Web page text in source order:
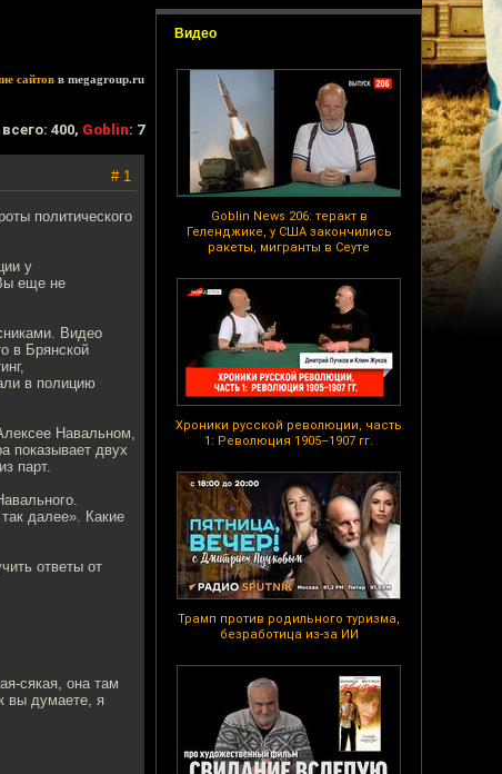
Видео
Goblin News 206: теракт в
Геленджике, у США закончились
ракеты, мигранты в Сеуте
Хроники русской революции, часть
1: Революция 1905–1907 гг.
Трамп против родильного туризма,
безработица из-за ИИ
сайтов в megagroup.ru
всего: 400, Goblin: 7
# 1
политического
у
еще не
Видео
в Брянской
в полицию
Навальном,
показывает двух
парт.
далее». Какие
ответы от
сякая, она там
вы думаете, я